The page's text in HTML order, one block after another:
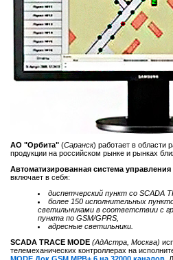
АО "Орбита" (Саранск) работает в области
продукции на российском рынке и рынках
Автоматизированная система
включает в себя:
диспетчерский пункт со SCADA
более 150 исполнительных
светильниками в соответствии с
пункта по GSM/GPRS,
адресные светильники.
SCADA TRACE MODE (АдАстра, Москва)
телемеханических контроллерах на